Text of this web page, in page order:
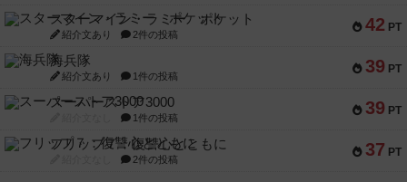
42 PT
スターマイン・ラミー ポケット
紹介文あり 2件の投稿
39 PT
海兵隊
紹介文あり 1件の投稿
39 PT
スーパーストア3000
1件の投稿
37 PT
フリップ７：復讐心とともに
2件の投稿